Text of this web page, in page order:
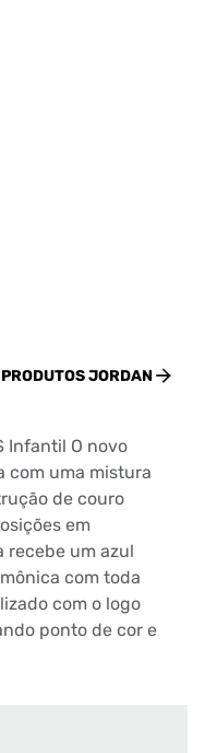
JORDAN
Infantil O novo
com uma mistura
de couro
em
recebe um azul
com toda
com o logo
ponto de cor e